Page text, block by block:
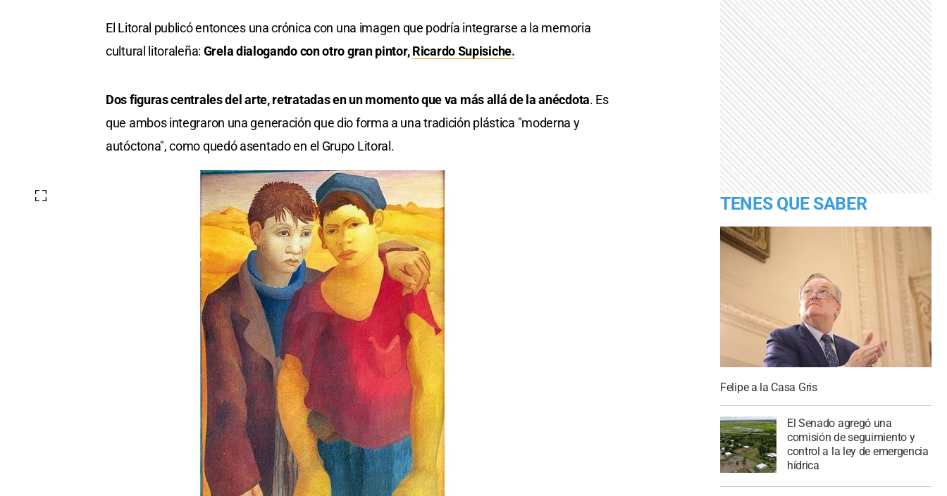
El Litoral publicó entonces una crónica con una imagen que podría integrarse a la memoria
cultural litoraleña: Grela dialogando con otro gran pintor,Ricardo Supisiche.
Dos figuras centrales del arte, retratadas en un momento que va más allá de la anécdota. Es
que ambos integraron una generación que dio forma a una tradición plástica "moderna y
autóctona", como quedó asentado en el Grupo Litoral.
TENES QUE SABER
Felipe a la Casa Gris
El Senado agregó una
comisión de seguimiento y
control a la ley de emergencia
hídrica